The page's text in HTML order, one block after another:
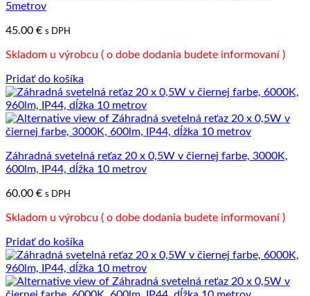
5metrov
45.00 € s DPH
Skladom u výrobcu ( o dobe dodania budete informovaní )
Pridať do košíka
Záhradná svetelná reťaz 20 x 0,5W v čiernej farbe, 3000K,
600lm, IP44, dĺžka 10 metrov
60.00 € s DPH
Skladom u výrobcu ( o dobe dodania budete informovaní )
Pridať do košíka